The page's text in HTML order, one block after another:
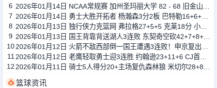
6
7
8
9
10
11
12
篮球资讯